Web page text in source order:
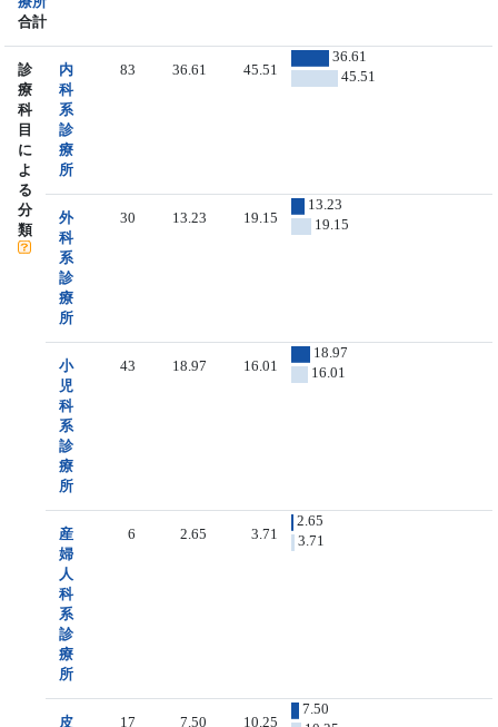
合計
診
療
科
目
に
よ
る
分
類
内
科
系
診
療
所
83 36.61 45.51
36.61
45.51
外
科
系
診
療
所
30 13.23 19.15
13.23
19.15
小
児
科
系
診
療
所
43 18.97 16.01
18.97
16.01
産
婦
人
科
系
診
療
所
6 2.65 3.71
2.65
3.71
皮
17 7.50 10.25
7.50